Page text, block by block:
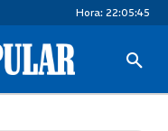
Hora: 22:05:45